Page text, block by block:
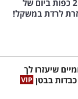
מוכח מחקרית: 2 כפות ביום של
לרדת במשקל!
שיעזרו לך
בבטן